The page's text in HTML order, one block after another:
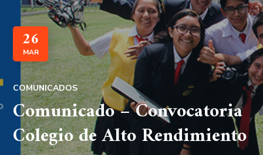
26
MAR
COMUNICADOS
Comunicado – Convocatoria
Colegio de Alto Rendimiento